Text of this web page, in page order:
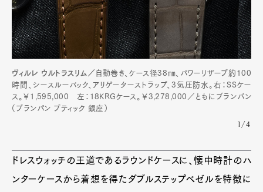
Pen Meet
Pen international Pen tw
ヴィルレ ウルトラスリム／ 自動巻き、ケース径38㎜、パワーリザーブ約100
時間、シースルーバック、アリゲーターストラップ、3気圧防水。右：SSケー
ス。￥1,595,000 左：18KRGケース。￥3,278,000／ともにブランパン
（ブランパン ブティック 銀座）
1/4
ドレスウォッチの王道であるラウンドケースに、懐中時計のハ
ンターケースから着想を得たダブルステップベゼルを特徴に